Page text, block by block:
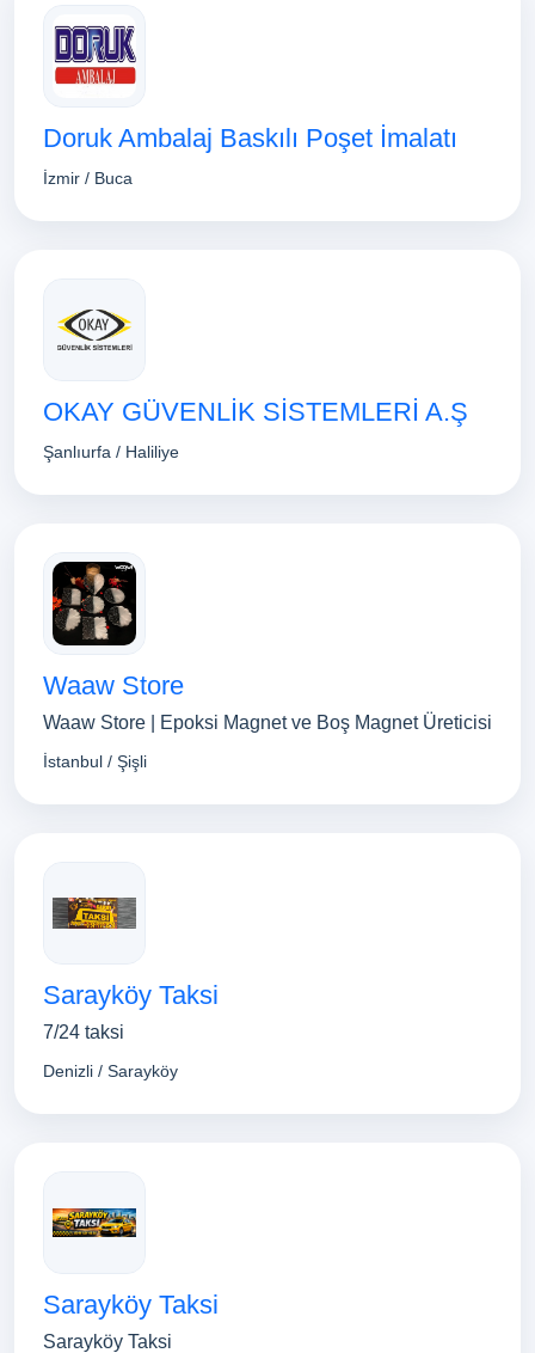
Doruk Ambalaj Baskılı Poşet İmalatı
İzmir / Buca
OKAY GÜVENLİK SİSTEMLERİ A.Ş
Şanlıurfa / Haliliye
Waaw Store
Waaw Store | Epoksi Magnet ve Boş Magnet Üreticisi
İstanbul / Şişli
Sarayköy Taksi
7/24 taksi
Denizli / Sarayköy
Sarayköy Taksi
Sarayköy Taksi